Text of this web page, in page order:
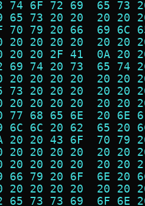
74 6F 72 69  65
65 73 20 20  20
70 79 20 66  69
20 20 20 20  20
20 20 2F 41  0A
69 74 20 73  65
20 20 20 20  20
73 20 20 20  20
20 20 20 20  20
77 68 65 6E  20
6C 6C 20 62  65
20 20 43 6F  70
20 20 20 20  20
20 20 20 20  20
66 79 20 6F  6E
20 20 20 20  20
65 73 73 69  6F